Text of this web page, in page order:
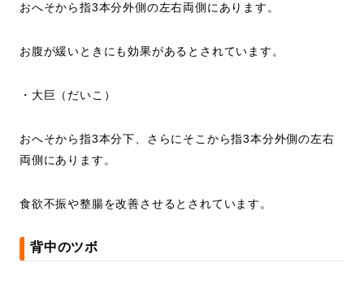
おへそから指3本分外側の左右両側にあります。
お腹が緩いときにも効果があるとされています。
・大巨（だいこ）
おへそから指3本分下、さらにそこから指3本分外側の左右
両側にあります。
食欲不振や整腸を改善させるとされています。
背中のツボ